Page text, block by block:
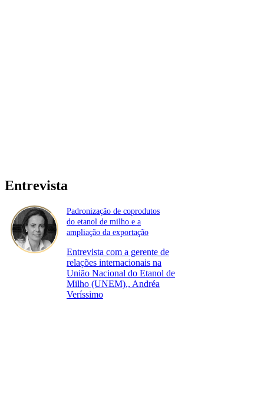
Entrevista
Padronização de coprodutos
do etanol de milho e a
ampliação da exportação
Entrevista com a gerente de
relações internacionais na
União Nacional do Etanol de
Milho (UNEM)., Andréa
Veríssimo